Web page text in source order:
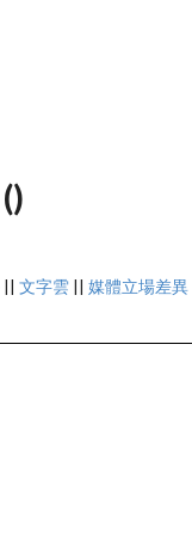
|| 文字雲 || 媒體立場差異